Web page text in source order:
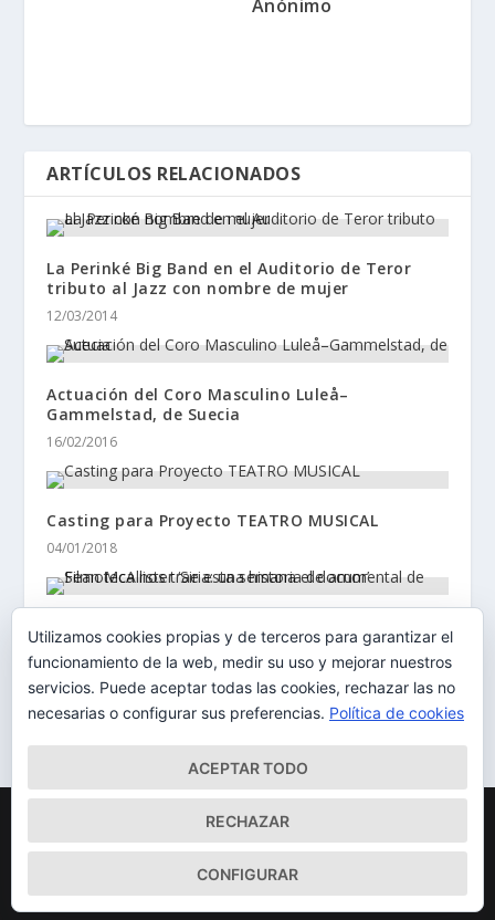
Anónimo
ARTÍCULOS RELACIONADOS
La Perinké Big Band en el Auditorio de Teror
tributo al Jazz con nombre de mujer
12/03/2014
Actuación del Coro Masculino Luleå–
Gammelstad, de Suecia
16/02/2016
Casting para Proyecto TEATRO MUSICAL
04/01/2018
Filmoteca nos trae esta semana el documental
de Sean McAllister ‘Siria: una historia de amor’
27/06/2016
Elegant Themes| Desarrollado por
Mapa del Sitio Aviso Legal
Política de cookies
Quiénes somos
Utilizamos cookies propias y de terceros para garantizar el
funcionamiento de la web, medir su uso y mejorar nuestros
servicios. Puede aceptar todas las cookies, rechazar las no
necesarias o configurar sus preferencias. Política de cookies
ACEPTAR TODO
RECHAZAR
CONFIGURAR